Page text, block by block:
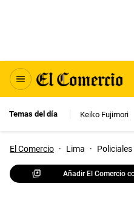
Temas del día Keiko Fujimori
El Comercio · Lima · Policiales
Añadir El Comercio